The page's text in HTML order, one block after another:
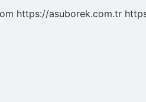
https://asuborek.com.tr